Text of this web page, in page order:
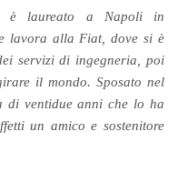
è laureato a Napoli in
lavora alla Fiat, dove si è
servizi di ingegneria, poi
il mondo. Sposato nel
di ventidue anni che lo ha
un amico e sostenitore